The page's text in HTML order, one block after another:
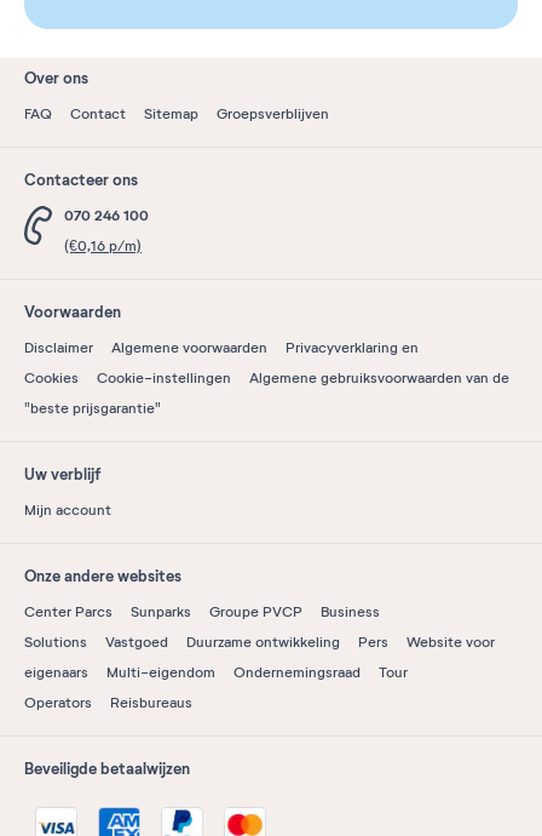
Over ons
FAQ Contact Sitemap Groepsverblijven
Contacteer ons
070 246 100
(€0,16 p/m)
Voorwaarden
Disclaimer Algemene voorwaarden
Privacyverklaring en
Cookies
Cookie-instellingen
Algemene gebruiksvoorwaarden van de
"beste prijsgarantie"
Uw verblijf
Mijn account
Onze andere websites
Center Parcs Sunparks Groupe PVCP
Business
Solutions
Vastgoed Duurzame ontwikkeling Pers
Website voor
eigenaars
Multi-eigendom Ondernemingsraad
Tour
Operators
Reisbureaus
Beveiligde betaalwijzen